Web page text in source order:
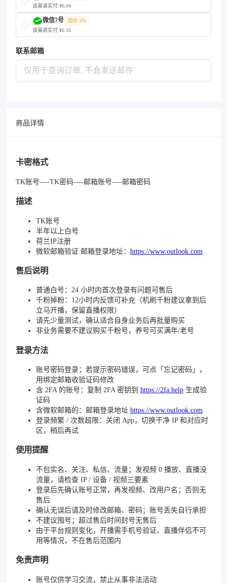
该渠道实付 ¥6.04
微信7号
加价 6%
该渠道实付 ¥6.10
联系邮箱
商品详情
卡密格式
TK账号----TK密码----邮箱账号----邮箱密码
描述
TK账号
半年以上白号
荷兰IP注册
微软邮箱验证 邮箱登录地址： https://www.outlook.com
售后说明
普通白号：24 小时内首次登录有问题可售后
千粉掉粉：12小时内反馈可补充（机刷千粉建议拿到后
立马开播，保留直播权限）
请先少量测试，确认适合自身业务后再批量购买
非业务需要不建议购买千粉号，养号可买满年/老号
登录方法
账号密码登录；若提示密码错误，可点「忘记密码」，
用绑定邮箱收验证码修改
含 2FA 的账号：复制 2FA 密钥到 https://2fa.help 生成验
证码
含微软邮箱的：邮箱登录地址 https://www.outlook.com
登录频繁 / 次数超限：关闭 App，切换干净 IP 和对应时
区，稍后再试
使用提醒
不包实名、关注、私信、流量；发视频 0 播放、直播没
流量，请检查 IP / 设备 / 视频三要素
登录后先确认账号正常，再发视频、改用户名；否则无
售后
确认无误后请及时修改邮箱、密码；账号丢失自行承担
不建议囤号；超过售后时间封号无售后
由于平台规则变化，开播需手机号验证、直播伴侣不可
用等情况，不在售后范围内
免责声明
账号仅供学习交流，禁止从事非法活动